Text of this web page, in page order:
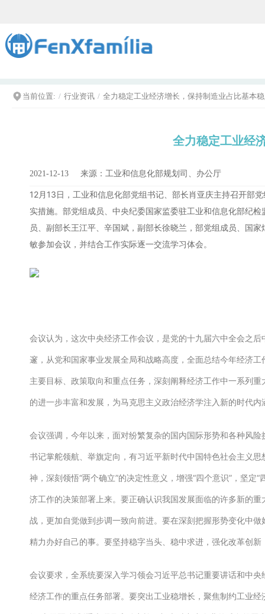
当前位置: 行业资讯 全力稳定工业经济增长，保持制造业占比基本
全力稳定工业经
2021-12-13 来源： 工业和信息化部规划司、办公厅
12月13日，工业和信息化部党组书记、部长肖亚庆主持召开部
实措施。部党组成员、中央纪委国家监委驻工业和信息化部纪
员、副部长王江平、辛国斌，副部长徐晓兰，部党组成员、国
敏参加会议，并结合工作实际逐一交流学习体会。
会议认为，这次中央经济工作会议，是党的十九届六中全会之
邃，从党和国家事业发展全局和战略高度，全面总结今年经济
主要目标、政策取向和重点任务，深刻阐释经济工作中一系列
的进一步丰富和发展，为马克思主义政治经济学注入新的时代
会议强调，今年以来，面对纷繁复杂的国内国际形势和各种风
书记掌舵领航、举旗定向，有习近平新时代中国特色社会主义
神，深刻领悟“两个确立”的决定性意义，增强“四个意识”，坚定
济工作的决策部署上来。要正确认识我国发展面临的许多新的
战，更加自觉做到步调一致向前进。要在深刻把握形势变化中
精力办好自己的事。要坚持稳字当头、稳中求进，强化改革创
会议要求，全系统要深入学习领会习近平总书记重要讲话和中
经济工作的重点任务部署。要突出工业稳增长，聚焦制约工业